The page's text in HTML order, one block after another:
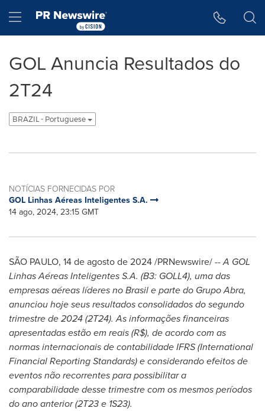
Hamburger menu
GOL Anuncia Resultados do
2T24
BRAZIL - Portuguese
NOTÍCIAS FORNECIDAS POR
GOL Linhas Aéreas Inteligentes S.A.
14 ago, 2024, 23:15 GMT
SÃO PAULO, 14 de agosto de 2024/PRNewswire/ --A GOL
Linhas Aéreas Inteligentes S.A. (B3: GOLL4), uma das
empresas aéreas líderes noBrasile parte do Grupo Abra,
anunciou hoje seus resultados consolidados do segundo
trimestre de 2024 (2T24). As informações financeiras
apresentadas estão em reais (R$), de acordo com as
normas internacionais de contabilidade IFRS (International
Financial Reporting Standards) e considerando efeitos de
eventos não recorrentes para possibilitar a
comparabilidade desse trimestre com os mesmos períodos
do ano anterior (2T23 e 1S23).